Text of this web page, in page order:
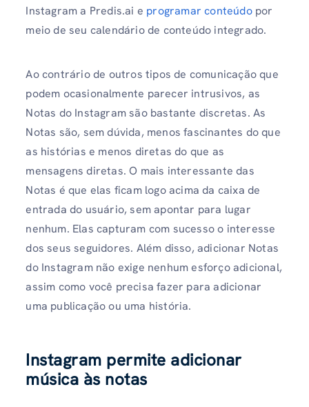
Instagram a Predis.ai e programar conteúdopor
meio de seu calendário de conteúdo integrado.
Ao contrário de outros tipos de comunicação que
podem ocasionalmente parecer intrusivos, as
Notas do Instagram são bastante discretas. As
Notas são, sem dúvida, menos fascinantes do que
as histórias e menos diretas do que as
mensagens diretas. O mais interessante das
Notas é que elas ficam logo acima da caixa de
entrada do usuário, sem apontar para lugar
nenhum. Elas capturam com sucesso o interesse
dos seus seguidores. Além disso, adicionar Notas
do Instagram não exige nenhum esforço adicional,
assim como você precisa fazer para adicionar
uma publicação ou uma história.
Instagram permite adicionar
música às notas